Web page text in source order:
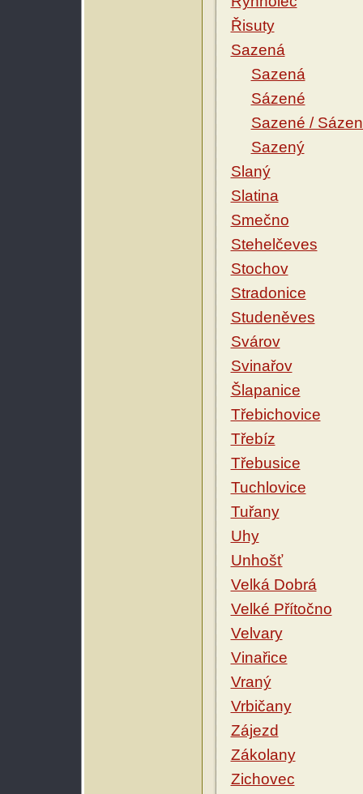
Řisuty
Sazená
Sazená
Sázené
Sazené /
Sazený
Slaný
Slatina
Smečno
Stehelčeves
Stochov
Stradonice
Studeněves
Svárov
Svinařov
Šlapanice
Třebichovice
Třebíz
Třebusice
Tuchlovice
Tuřany
Uhy
Unhošť
Velká Dobrá
Velké Přítočno
Velvary
Vinařice
Vraný
Vrbičany
Zájezd
Zákolany
Zichovec